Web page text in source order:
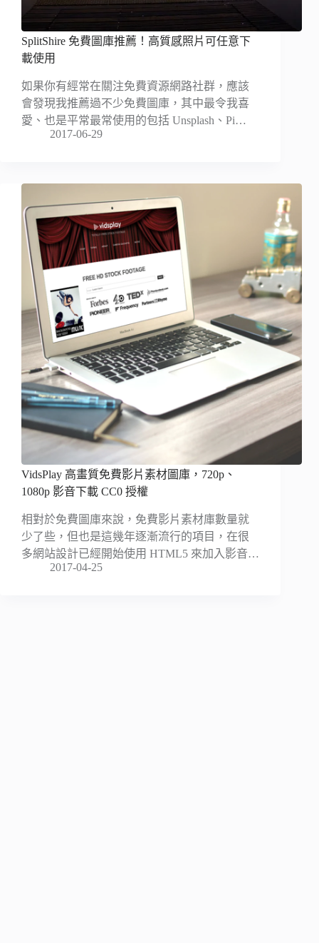
SplitShire 免費圖庫推薦！高質感照片可任意下
載使用
如果你有經常在關注免費資源網路社群，應該
會發現我推薦過不少免費圖庫，其中最令我喜
愛、也是平常最常使用的包括 Unsplash、Pi…
2017-06-29
VidsPlay 高畫質免費影片素材圖庫，720p、
1080p 影音下載 CC0 授權
相對於免費圖庫來說，免費影片素材庫數量就
少了些，但也是這幾年逐漸流行的項目，在很
多網站設計已經開始使用 HTML5 來加入影音…
2017-04-25